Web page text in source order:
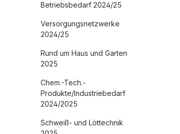
Betriebsbedarf 2024/25
Versorgungsnetzwerke
2024/25
Rund um Haus und Garten
2025
Chem.-Tech.-
Produkte/Industriebedarf
2024/2025
Schweiß- und Löttechnik